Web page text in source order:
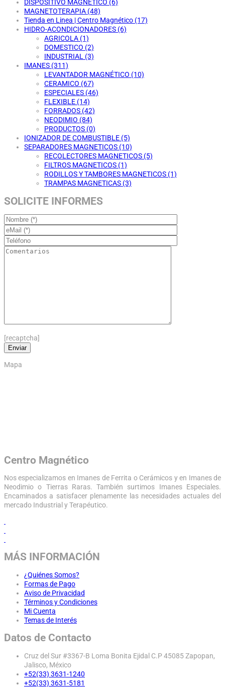
DISPOSITIVO MAGNÉTICO (6)
MAGNETOTERAPIA (48)
Tienda en Linea | Centro Magnético (17)
HIDRO-ACONDICIONADORES (6)
AGRICOLA (1)
DOMESTICO (2)
INDUSTRIAL (3)
IMANES (311)
LEVANTADOR MAGNÉTICO (10)
CERAMICO (67)
ESPECIALES (46)
FLEXIBLE (14)
FORRADOS (42)
NEODIMIO (84)
PRODUCTOS (0)
IONIZADOR DE COMBUSTIBLE (5)
SEPARADORES MAGNETICOS (10)
RECOLECTORES MAGNETICOS (5)
FILTROS MAGNETICOS (1)
RODILLOS Y TAMBORES MAGNETICOS (1)
TRAMPAS MAGNETICAS (3)
SOLICITE INFORMES
[recaptcha]
Mapa
Centro Magnético
Nos especializamos en Imanes de Ferrita o Cerámicos y en Imanes de
Neodimio o Tierras Raras. También surtimos Imanes Especiales.
Encaminados a satisfacer plenamente las necesidades actuales del
mercado Industrial y Terapéutico.
MÁS INFORMACIÓN
¿Quiénes Somos?
Formas de Pago
Aviso de Privacidad
Términos y Condiciones
Mi Cuenta
Temas de Interés
Datos de Contacto
Cruz del Sur #3367-B Loma Bonita Ejidal C.P 45085 Zapopan,
Jalisco, México
+52(33) 3631-1240
+52(33) 3631-5181